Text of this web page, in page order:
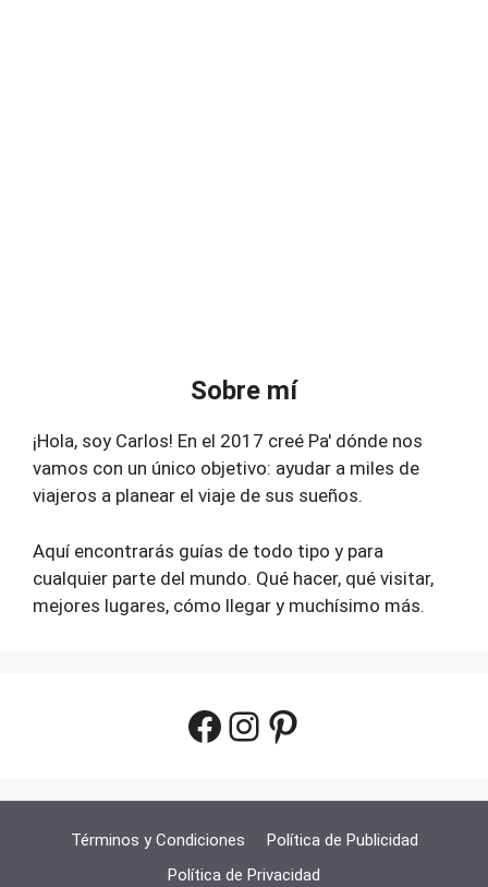
Sobre mí
¡Hola, soy Carlos! En el 2017 creé Pa' dónde nos
vamos con un único objetivo: ayudar a miles de
viajeros a planear el viaje de sus sueños.
Aquí encontrarás guías de todo tipo y para
cualquier parte del mundo. Qué hacer, qué visitar,
mejores lugares, cómo llegar y muchísimo más.
Facebook
Instagram
Pinterest
Términos y Condiciones
Política de Publicidad
Política de Privacidad